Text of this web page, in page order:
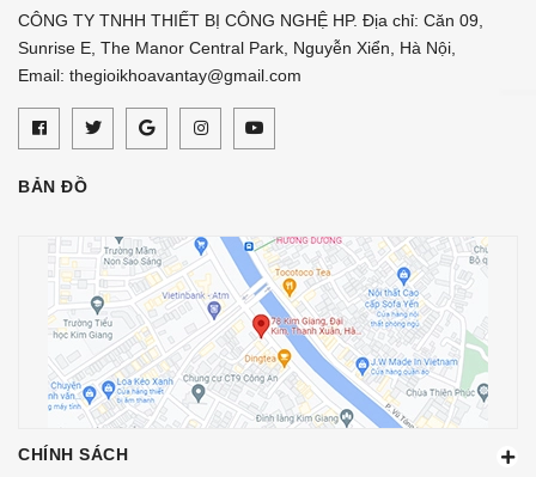
CÔNG TY TNHH THIẾT BỊ CÔNG NGHỆ HP. Địa chỉ: Căn 09,
Sunrise E, The Manor Central Park, Nguyễn Xiển, Hà Nội,
Email: thegioikhoavantay@gmail.com
BẢN ĐỒ
CHÍNH SÁCH